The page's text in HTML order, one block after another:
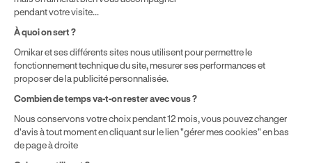
localisation géographique et du type de formules que vous
achetez comme détaillé dans nosConditions Générales de
Vente.
pendant votre visite...
À quoi on sert ?
Ornikar et ses différents sites nous utilisent pour permettre le
fonctionnement technique du site, mesurer ses performances et
proposer de la publicité personnalisée.
Combien de temps va-t-on rester avec vous ?
Nous conservons votre choix pendant 12 mois, vous pouvez changer
d'avis à tout moment en cliquant sur le lien "gérer mes cookies" en bas
de page à droite